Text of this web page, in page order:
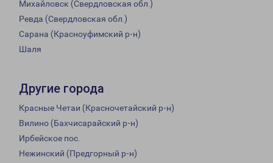
Михайловск (Свердловская обл.)
Ревда (Свердловская обл.)
Сарана (Красноуфимский р-н)
Шаля
Другие города
Красные Четаи (Красночетайский р-н)
Вилино (Бахчисарайский р-н)
Ирбейское пос.
Нежинский (Предгорный р-н)